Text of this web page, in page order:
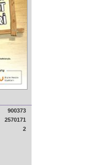
900373
2570171
2